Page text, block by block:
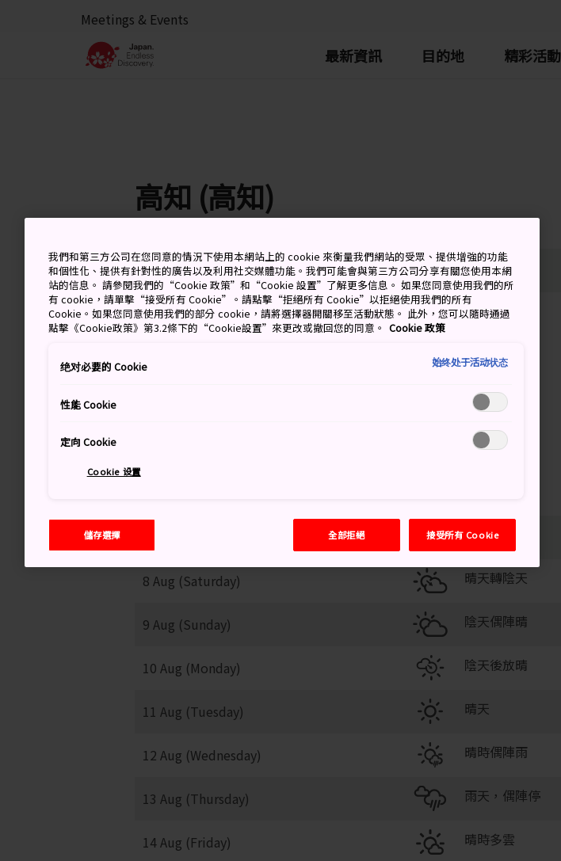
Meetings & Events
最新資訊 目的地 精彩活動
高知 (高知)
8 Aug (Saturday) 高 低 降雨機率
40%
8 Aug (Saturday) 晴天轉陰天
9 Aug (Sunday) 陰天偶陣晴
10 Aug (Monday) 陰天後放晴
11 Aug (Tuesday) 晴天
12 Aug (Wednesday) 晴時偶陣雨
13 Aug (Thursday) 雨天，偶陣停
14 Aug (Friday) 晴時多雲
我們和第三方公司在您同意的情況下使用本網站上的 cookie 來衡量我們網站的受眾、提供增強的功能
和個性化、提供有針對性的廣告以及利用社交媒體功能。我們可能會與第三方公司分享有關您使用本網
站的信息。 請參閱我們的“Cookie 政策”和“Cookie 設置”了解更多信息。 如果您同意使用我們的所
有 cookie，請單擊“接受所有 Cookie”。請點擊“拒絕所有 Cookie”以拒絕使用我們的所有
Cookie。如果您同意使用我們的部分 cookie，請將選擇器開關移至活動狀態。 此外，您可以隨時通過
點擊《Cookie政策》第3.2條下的“Cookie設置”來更改或撤回您的同意。 Cookie 政策
绝对必要的 Cookie 始终处于活动状态
性能 Cookie
定向 Cookie
Cookie 设置
儲存選擇 全部拒絕 接受所有 Cookie